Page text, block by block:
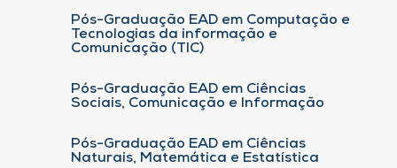
Pós-Graduação EAD em Computação e
Tecnologias da informação e
Comunicação (TIC)
Pós-Graduação EAD em Ciências
Sociais, Comunicação e Informação
Pós-Graduação EAD em Ciências
Naturais, Matemática e Estatística